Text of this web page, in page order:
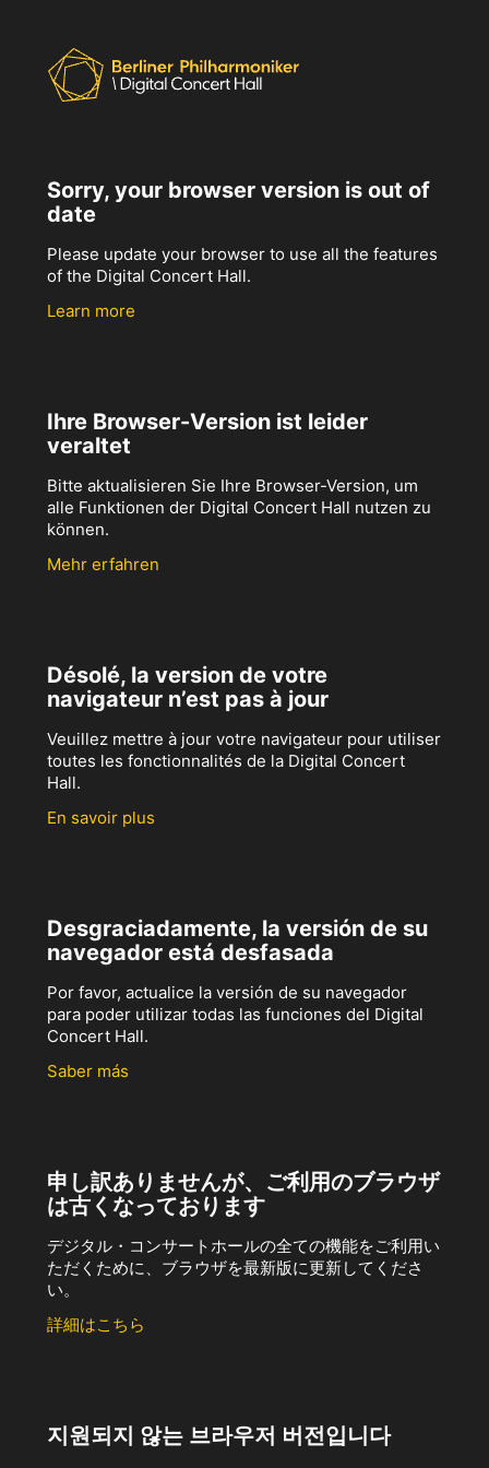
Sorry, your browser version is out of
date
Please update your browser to use all the features
of the Digital Concert Hall.
Learn more
Ihre Browser-Version ist leider
veraltet
Bitte aktualisieren Sie Ihre Browser-Version, um
alle Funktionen der Digital Concert Hall nutzen zu
können.
Mehr erfahren
Désolé, la version de votre
navigateur n’est pas à jour
Veuillez mettre à jour votre navigateur pour utiliser
toutes les fonctionnalités de la Digital Concert
Hall.
En savoir plus
Desgraciadamente, la versión de su
navegador está desfasada
Por favor, actualice la versión de su navegador
para poder utilizar todas las funciones del Digital
Concert Hall.
Saber más
申し訳ありませんが、ご利用のブラウザ
は古くなっております
デジタル・コンサートホールの全ての機能をご利用い
ただくために、ブラウザを最新版に更新してくださ
い。
詳細はこちら
지원되지 않는 브라우저 버전입니다